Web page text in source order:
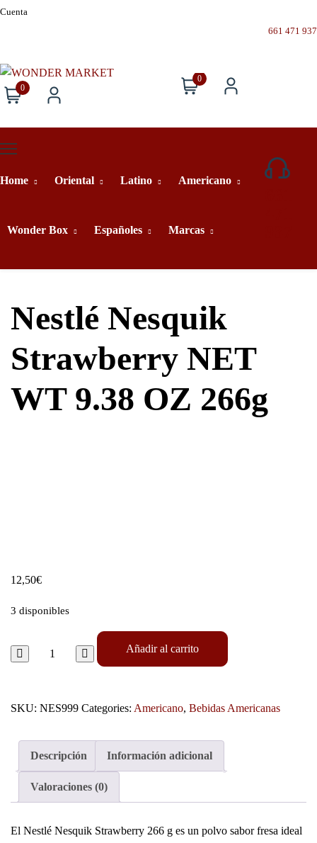
Cuenta
661 471 937
0
0
Home Oriental Latino Americano
Wonder Box Españoles Marcas
Nestlé Nesquik
Strawberry NET
WT 9.38 OZ 266g
12,50€
3 disponibles
Añadir al carrito
SKU: NES999 Categories: Americano, Bebidas Americanas
Descripción Información adicional
Valoraciones (0)
El Nestlé Nesquik Strawberry 266 g es un polvo sabor fresa ideal